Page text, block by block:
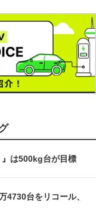
は500kg台が目標
4730台をリコール、